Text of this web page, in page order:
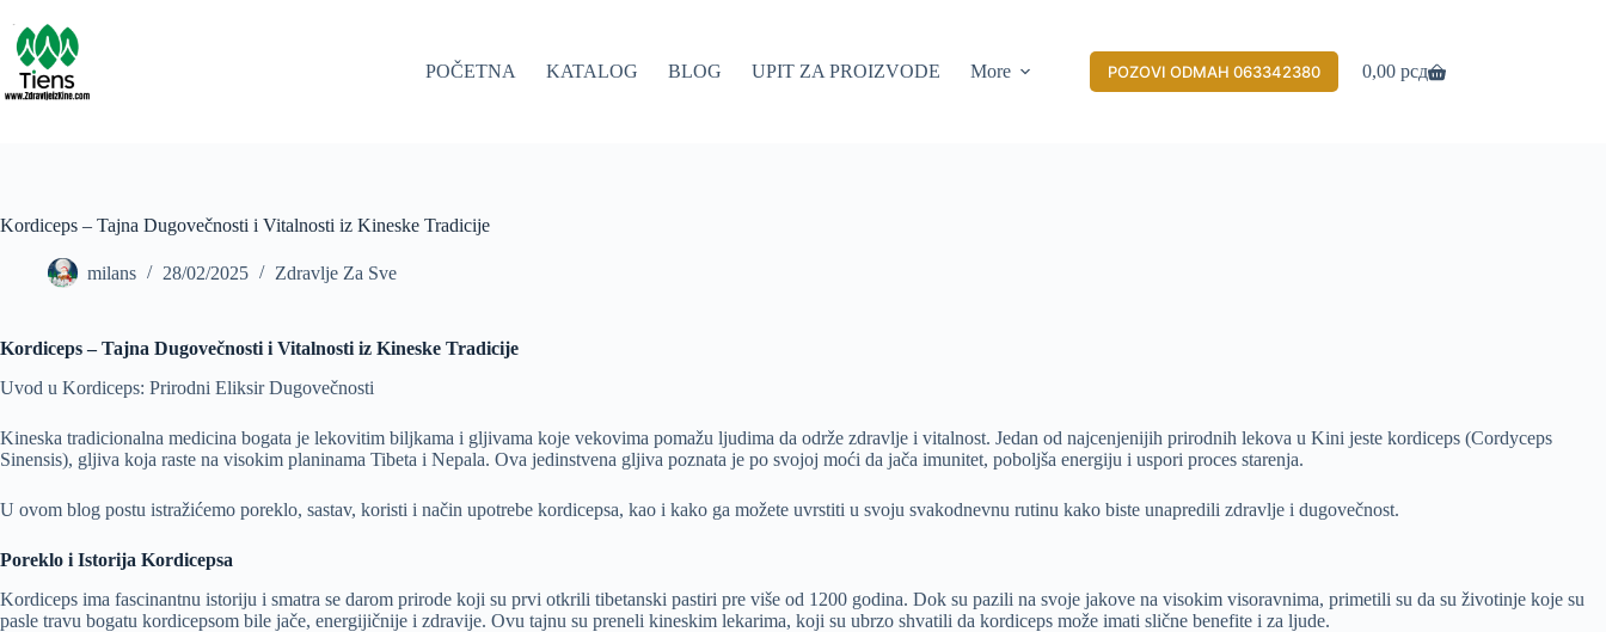
content
POČETNA
KATALOG BLOG UPIT ZA PROIZVODE More POZOVI ODMAH 063342380
Shopping
0,00 рсд
Kordiceps – Tajna Dugovečnosti i Vitalnosti iz Kineske Tradicije
milans 28/02/2025 Zdravlje Za Sve
Kordiceps – Tajna Dugovečnosti i Vitalnosti iz Kineske Tradicije
Uvod u Kordiceps: Prirodni Eliksir Dugovečnosti
Kineska tradicionalna medicina bogata je lekovitim biljkama i gljivama koje vekovima pomažu ljudima da održe zdravlje i vitalnost. Jedan od najcenjenijih prirodnih lekova u Kini jeste kordiceps (Cordyceps
Sinensis), gljiva koja raste na visokim planinama Tibeta i Nepala. Ova jedinstvena gljiva poznata je po svojoj moći da jača imunitet, poboljša energiju i uspori proces starenja.
U ovom blog postu istražićemo poreklo, sastav, koristi i način upotrebe kordicepsa, kao i kako ga možete uvrstiti u svoju svakodnevnu rutinu kako biste unapredili zdravlje i dugovečnost.
Poreklo i Istorija Kordicepsa
Kordiceps ima fascinantnu istoriju i smatra se darom prirode koji su prvi otkrili tibetanski pastiri pre više od 1200 godina. Dok su pazili na svoje jakove na visokim visoravnima, primetili su da su životinje koje su
pasle travu bogatu kordicepsom bile jače, energijičnije i zdravije. Ovu tajnu su preneli kineskim lekarima, koji su ubrzo shvatili da kordiceps može imati slične benefite i za ljude.